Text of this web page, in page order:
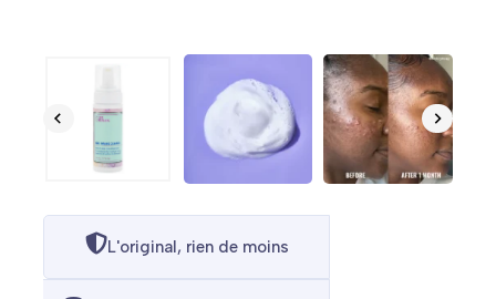
L'original, rien de moins